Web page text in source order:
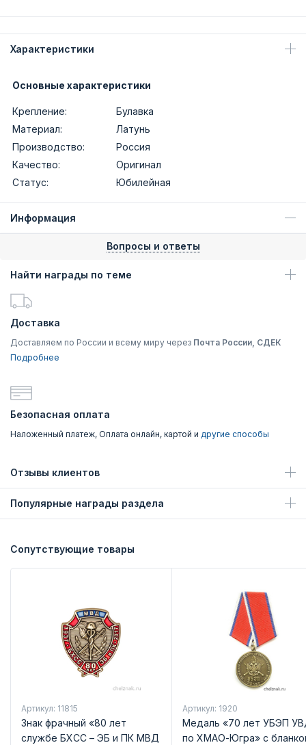
Характеристики
Основные характеристики
Крепление:
Булавка
Материал:
Латунь
Производство:
Россия
Качество:
Оригинал
Статус:
Юбилейная
Информация
Вопросы и ответы
Найти награды по теме
Доставка
Доставляем по России и всему миру через Почта России, СДЕК
Подробнее
Безопасная оплата
Наложенный платеж, Оплата онлайн, картой и другие способы
Отзывы клиентов
Популярные награды раздела
Сопутствующие товары
Артикул: 11815
Знак фрачный «80 лет
службе БХСС – ЭБ и ПК МВД
Артикул: 1920
Медаль «70 лет УБЭП
по ХМАО-Югра» с